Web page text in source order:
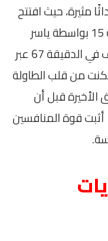
مثيرة، حيث افتتح
منتخب مصر التسجيل في الدقيقة 15 بواسطة ياسر
إبراهيم، قبل أن يضاعف الأهداف في الدقيقة 67 عبر
من قلب الطاولة
الأخيرة قبل أن
في الدقيقة 92، مما أثبت قوة المنافسين